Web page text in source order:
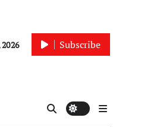
Subscribe